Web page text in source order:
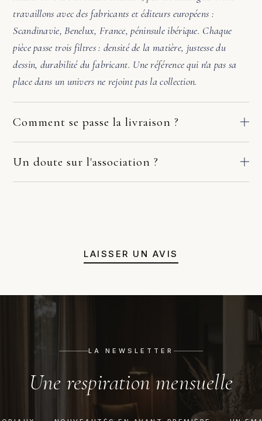
travaillons avec des fabricants et éditeurs européens :
Scandinavie, Benelux, France, péninsule ibérique. Chaque
pièce passe trois filtres : densité de la matière, justesse du
dessin, durabilité du fabricant. Une référence qui n'a pas sa
place dans un univers ne rejoint pas la collection.
Comment se passe la livraison ?
européens. Le délai dépend du fabricant et de votre adresse :
Un doute sur l'association ?
LAISSER UN AVIS
LA NEWSLETTER
Une respiration mensuelle